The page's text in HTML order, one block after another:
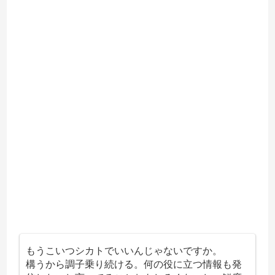
もうこいつシカトでいいんじゃないですか。
構うから調子乗り続ける。何の役に立つ情報も発